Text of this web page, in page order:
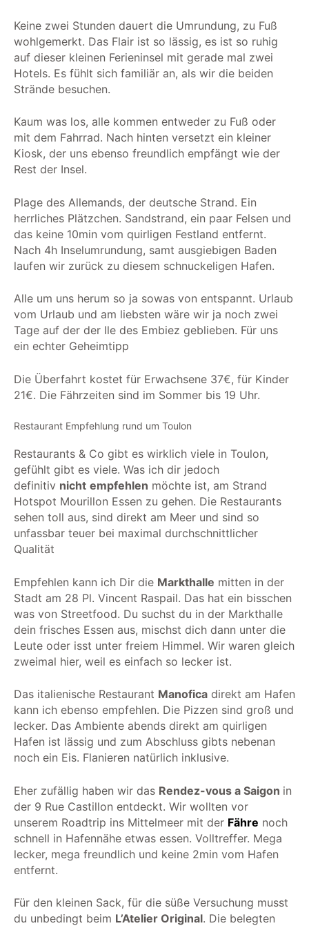
Keine zwei Stunden dauert die Umrundung, zu Fuß
wohlgemerkt. Das Flair ist so lässig, es ist so ruhig
auf dieser kleinen Ferieninsel mit gerade mal zwei
Hotels. Es fühlt sich familiär an, als wir die beiden
Strände besuchen.
Kaum was los, alle kommen entweder zu Fuß oder
mit dem Fahrrad. Nach hinten versetzt ein kleiner
Kiosk, der uns ebenso freundlich empfängt wie der
Rest der Insel.
Plage des Allemands, der deutsche Strand. Ein
herrliches Plätzchen. Sandstrand, ein paar Felsen und
das keine 10min vom quirligen Festland entfernt.
Nach 4h Inselumrundung, samt ausgiebigen Baden
laufen wir zurück zu diesem schnuckeligen Hafen.
Alle um uns herum so ja sowas von entspannt. Urlaub
vom Urlaub und am liebsten wäre wir ja noch zwei
Tage auf der der Ile des Embiez geblieben. Für uns
ein echter Geheimtipp
Die Überfahrt kostet für Erwachsene 37€, für Kinder
21€. Die Fährzeiten sind im Sommer bis 19 Uhr.
Restaurant Empfehlung rund um Toulon
Restaurants & Co gibt es wirklich viele in Toulon,
gefühlt gibt es viele. Was ich dir jedoch
definitiv nicht empfehlen möchte ist, am Strand
Hotspot Mourillon Essen zu gehen. Die Restaurants
sehen toll aus, sind direkt am Meer und sind so
unfassbar teuer bei maximal durchschnittlicher
Qualität
Empfehlen kann ich Dir die Markthalle mitten in der
Stadt am 28 Pl. Vincent Raspail. Das hat ein bisschen
was von Streetfood. Du suchst du in der Markthalle
dein frisches Essen aus, mischst dich dann unter die
Leute oder isst unter freiem Himmel. Wir waren gleich
zweimal hier, weil es einfach so lecker ist.
Das italienische Restaurant Manofica direkt am Hafen
kann ich ebenso empfehlen. Die Pizzen sind groß und
lecker. Das Ambiente abends direkt am quirligen
Hafen ist lässig und zum Abschluss gibts nebenan
noch ein Eis. Flanieren natürlich inklusive.
Eher zufällig haben wir das Rendez-vous a Saigon in
der 9 Rue Castillon entdeckt. Wir wollten vor
unserem Roadtrip ins Mittelmeer mit der Fähre noch
schnell in Hafennähe etwas essen. Volltreffer. Mega
lecker, mega freundlich und keine 2min vom Hafen
entfernt.
Für den kleinen Sack, für die süße Versuchung musst
du unbedingt beim L’Atelier Original. Die belegten